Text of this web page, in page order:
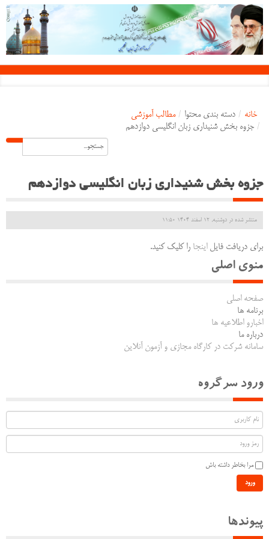
خانه / دسته بندی محتوا / مطالب آموزشی
/ جزوه بخش شنيداري زبان انگليسي دوازدهم
جزوه بخش شنيداري زبان انگليسي دوازدهم
منتشر شده در دوشنبه, 12 اسفند 1404 11:50
براي دريافت فايلاينجا را كليك كنيد.
منوی اصلی
صفحه اصلی
برنامه ها
اخبارو اطلاعیه ها
درباره ما
سامانه شرکت در کارگاه مجازی و آزمون آنلاین
ورود سرگروه
مرا بخاطر داشته باش
ورود
پیوندها